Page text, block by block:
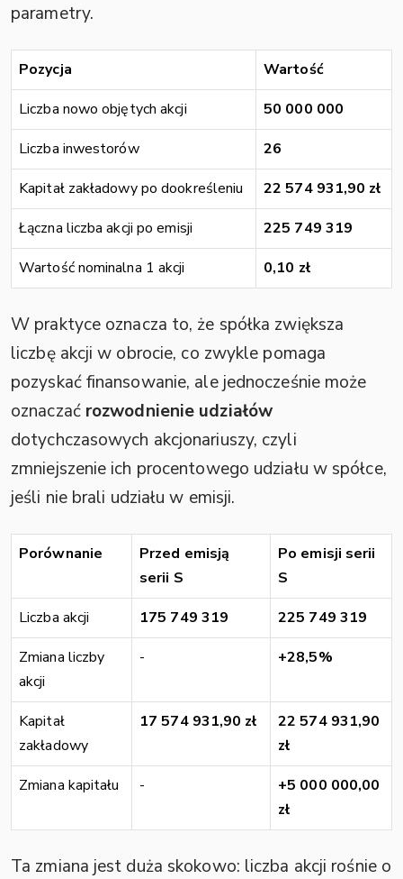
parametry.
Pozycja
Wartość
Liczba nowo objętych akcji
50 000 000
Liczba inwestorów
26
Kapitał zakładowy po dookreśleniu
22 574 931,90 zł
Łączna liczba akcji po emisji
225 749 319
Wartość nominalna 1 akcji
0,10 zł
W praktyce oznacza to, że spółka zwiększa
liczbę akcji w obrocie, co zwykle pomaga
pozyskać finansowanie, ale jednocześnie może
oznaczać rozwodnienie udziałów
dotychczasowych akcjonariuszy, czyli
zmniejszenie ich procentowego udziału w spółce,
jeśli nie brali udziału w emisji.
Porównanie
Przed emisją
serii S
Po emisji serii
S
Liczba akcji
175 749 319
225 749 319
Zmiana liczby
akcji
- +28,5%
Kapitał
zakładowy
17 574 931,90 zł
22 574 931,90
zł
Zmiana kapitału
-
+5 000 000,00
zł
Ta zmiana jest duża skokowo: liczba akcji rośnie o